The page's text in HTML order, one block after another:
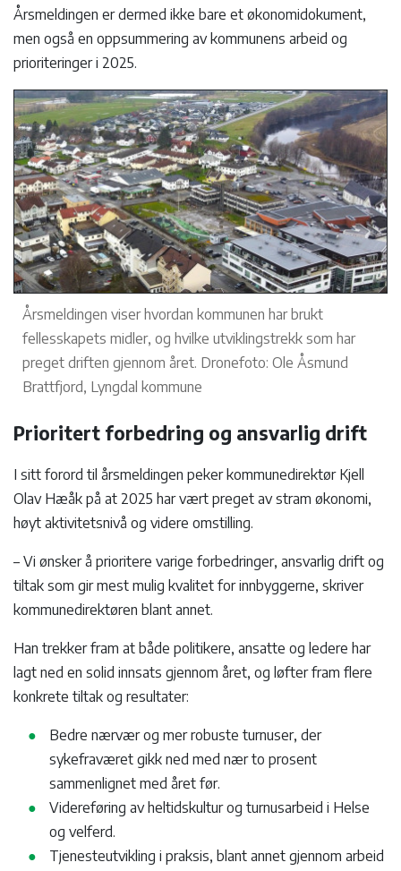
Årsmeldingen er dermed ikke bare et økonomidokument,
men også en oppsummering av kommunens arbeid og
prioriteringer i 2025.
Årsmeldingen viser hvordan kommunen har brukt
fellesskapets midler, og hvilke utviklingstrekk som har
preget driften gjennom året. Dronefoto: Ole Åsmund
Brattfjord, Lyngdal kommune
Prioritert forbedring og ansvarlig drift
I sitt forord til årsmeldingen peker kommunedirektør Kjell
Olav Hæåk på at 2025 har vært preget av stram økonomi,
høyt aktivitetsnivå og videre omstilling.
– Vi ønsker å prioritere varige forbedringer, ansvarlig drift og
tiltak som gir mest mulig kvalitet for innbyggerne, skriver
kommunedirektøren blant annet.
Han trekker fram at både politikere, ansatte og ledere har
lagt ned en solid innsats gjennom året, og løfter fram flere
konkrete tiltak og resultater:
Bedre nærvær og mer robuste turnuser, der
sykefraværet gikk ned med nær to prosent
sammenlignet med året før.
Videreføring av heltidskultur og turnusarbeid i Helse
og velferd.
Tjenesteutvikling i praksis, blant annet gjennom arbeid